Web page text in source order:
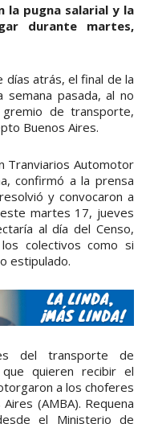
la pugna salarial y la
durante martes,
días atrás, el final de la
semana pasada, al no
de transporte,
Buenos Aires.
Tranviarios Automotor
confirmó a la prensa
y convocaron a
martes 17, jueves
al día del Censo,
colectivos como si
estipulado.
del transporte de
quieren recibir el
a los choferes
(AMBA). Requena
el Ministerio de